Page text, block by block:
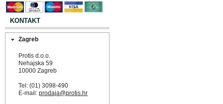
KONTAKT
Zagreb
Protis d.o.o.
Nehajska 59
10000 Zagreb
Tel: (01) 3098-490
E-mail:prodaja@protis.hr